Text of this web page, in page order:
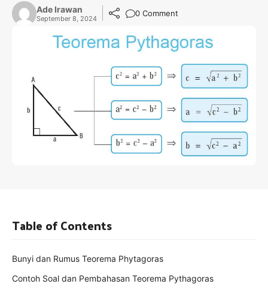
Ade Irawan
September 8, 2024
0 Comment
Table of Contents
Bunyi dan Rumus Teorema Phytagoras
Contoh Soal dan Pembahasan Teorema Pythagoras